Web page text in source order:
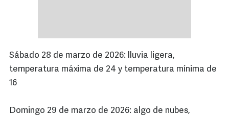
Sábado 28 de marzo de 2026: lluvia ligera,
temperatura máxima de 24 y temperatura mínima de
16
Domingo 29 de marzo de 2026: algo de nubes,